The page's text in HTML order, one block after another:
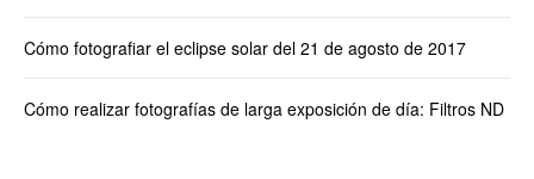
Cómo fotografiar el eclipse solar del 21 de agosto de 2017
Cómo realizar fotografías de larga exposición de día: Filtros ND